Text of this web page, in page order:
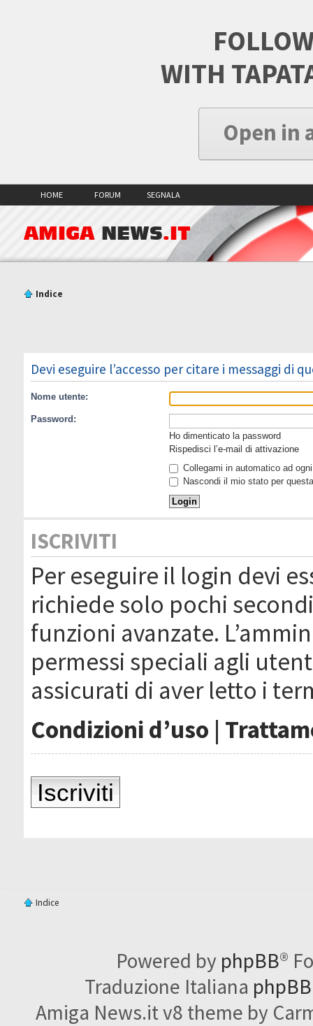
WITH
Open in
HOME FORUM SEGNALA
AMIGA NEWS.IT
Indice
Devi eseguire l’accesso per citare i messaggi di
Nome utente:
Password:
Ho dimenticato la password
Rispedisci l’e-mail di attivazione
Collegami in automatico ad
Nascondi il mio stato per
ISCRIVITI
Per eseguire il login devi
richiede solo pochi
funzioni avanzate.
permessi speciali agli
assicurati di aver letto i
Condizioni d’uso |
Iscriviti
Indice
Powered by phpBB®
Traduzione Italiana
Amiga News.it v8 theme by